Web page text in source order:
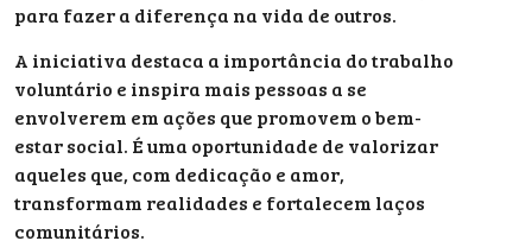
para fazer a diferença na vida de outros.
A iniciativa destaca a importância do trabalho
voluntário e inspira mais pessoas a se
envolverem em ações que promovem o bem-
estar social. É uma oportunidade de valorizar
aqueles que, com dedicação e amor,
transformam realidades e fortalecem laços
comunitários.